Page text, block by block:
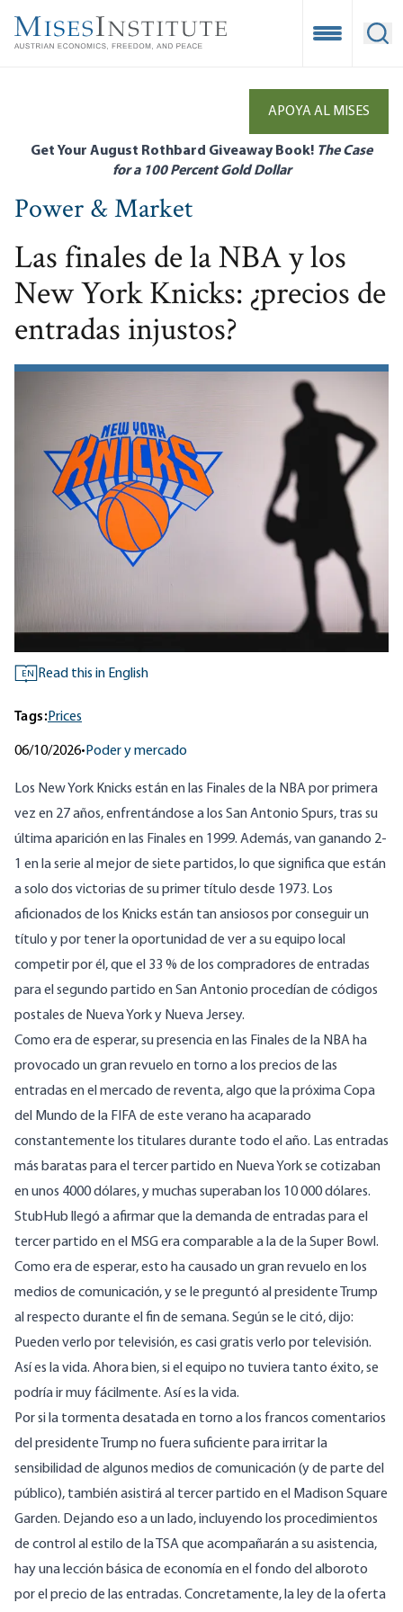
main
Open
APOYA AL MISES
Get Your August Rothbard Giveaway Book! The Case
for a 100 Percent Gold Dollar
Power & Market
Las finales de la NBA y los
New York Knicks: ¿precios de
entradas injustos?
EN Read this in English
Tags:Prices
06/10/2026• Poder y mercado
Los New York Knicks están en las Finales de la NBA por primera
vez en 27 años, enfrentándose a los San Antonio Spurs, tras su
última aparición en las Finales en 1999. Además, van ganando 2-
1 en la serie al mejor de siete partidos, lo que significa que están
a solo dos victorias de su primer título desde 1973. Los
aficionados de los Knicks están tan ansiosos por conseguir un
título y por tener la oportunidad de ver a su equipo local
competir por él, que el 33 % de los compradores de entradas
para el segundo partido en San Antonio procedían de códigos
postales de Nueva York y Nueva Jersey.
Como era de esperar, su presencia en las Finales de la NBA ha
provocado un gran revuelo en torno a los precios de las
entradas en el mercado de reventa, algo que la próxima Copa
del Mundo de la FIFA de este verano haacaparado
constantemente los titulares durante todo el año. Las entradas
más baratas parael tercer partido en Nueva Yorkse cotizaban
en unos 4000 dólares, y muchas superaban los 10 000 dólares.
StubHub llegó a afirmar que la demanda de entradas para el
tercer partido en el MSG era comparable a la de la Super Bowl.
Como era de esperar, esto ha causado un gran revuelo en los
medios de comunicación, yse le preguntó al presidente Trump
al respecto durante el fin de semana. Según se le citó, dijo:
Pueden verlo por televisión, es casi gratis verlo por televisión.
Así es la vida. Ahora bien, si el equipo no tuviera tanto éxito, se
podría ir muy fácilmente. Así es la vida.
Por si la tormenta desatada en torno a los francos comentarios
del presidente Trump no fuera suficiente para irritar la
sensibilidad de algunos medios de comunicación (y de parte del
público), también asistirá al tercer partido en el Madison Square
Garden. Dejando eso a un lado, incluyendo los procedimientos
de control al estilo de la TSAque acompañarán a su asistencia,
hay una lección básica de economía en el fondo del alboroto
por el precio de las entradas. Concretamente, la ley de la oferta